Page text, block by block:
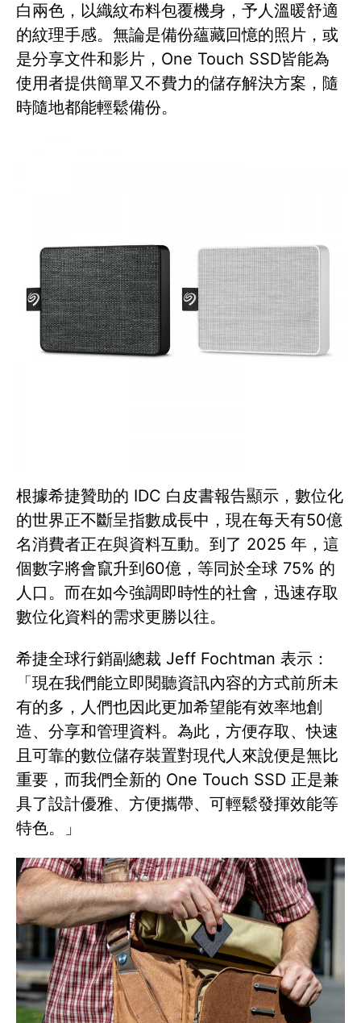
白兩色，以織紋布料包覆機身，予人溫暖舒適
的紋理手感。無論是備份蘊藏回憶的照片，或
是分享文件和影片，One Touch SSD皆能為
使用者提供簡單又不費力的儲存解決方案，隨
時隨地都能輕鬆備份。
根據希捷贊助的 IDC 白皮書報告顯示，數位化
的世界正不斷呈指數成長中，現在每天有50億
名消費者正在與資料互動。到了 2025 年，這
個數字將會竄升到60億，等同於全球 75% 的
人口。而在如今強調即時性的社會，迅速存取
數位化資料的需求更勝以往。
希捷全球行銷副總裁 Jeff Fochtman 表示：
「現在我們能立即閱聽資訊內容的方式前所未
有的多，人們也因此更加希望能有效率地創
造、分享和管理資料。為此，方便存取、快速
且可靠的數位儲存裝置對現代人來說便是無比
重要，而我們全新的 One Touch SSD 正是兼
具了設計優雅、方便攜帶、可輕鬆發揮效能等
特色。」